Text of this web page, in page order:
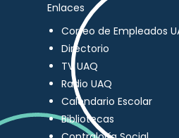
Enlaces
Correo de Empleados
Directorio
TV UAQ
Radio UAQ
Calendario Escolar
Bibliotecas